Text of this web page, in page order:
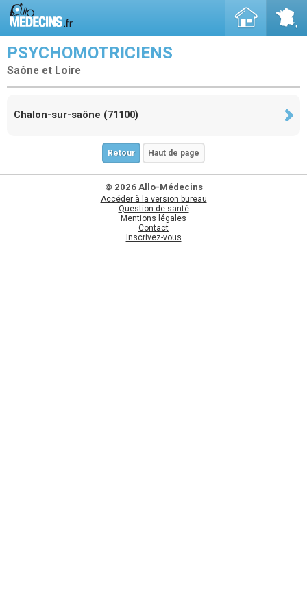
PSYCHOMOTRICIENS
Saône et Loire
Chalon-sur-saône (71100)
Retour Haut de page
© 2026 Allo-Médecins
Accéder à la version bureau
Question de santé
Mentions légales
Contact
Inscrivez-vous